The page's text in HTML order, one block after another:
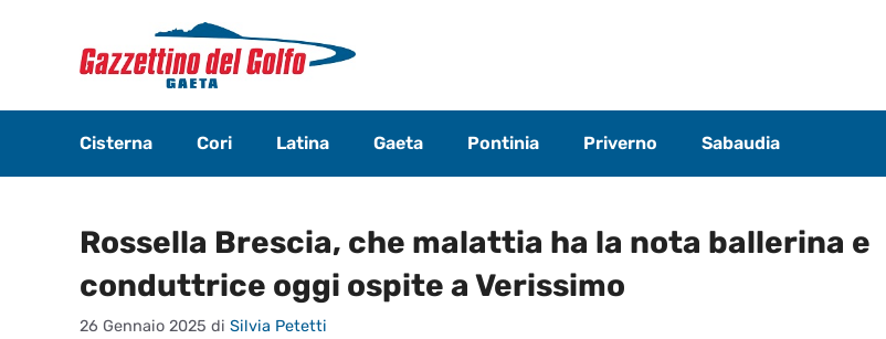
contenuto
Cisterna Cori Latina Gaeta Pontinia Priverno Sabaudia
Rossella Brescia, che malattia ha la nota ballerina e
conduttrice oggi ospite a Verissimo
26 Gennaio 2025 di Silvia Petetti